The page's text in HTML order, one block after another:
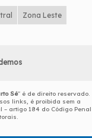
Zona Leste
Sé" é de direito reservado.
links, é proibida sem a
artigo 184 do Código Penal